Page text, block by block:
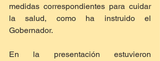
medidas correspondientes para cuidar
la salud, como ha instruido el
Gobernador.
En la presentación estuvieron